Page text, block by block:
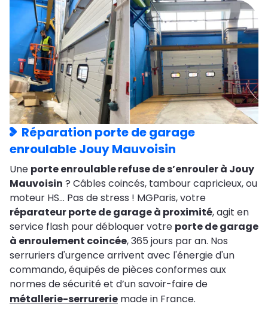
Réparation porte de garage
enroulable Jouy Mauvoisin
Une porte enroulable refuse de s’enrouler à Jouy
Mauvoisin ? Câbles coincés, tambour capricieux, ou
moteur HS… Pas de stress ! MGParis, votre
réparateur porte de garage à proximité, agit en
service flash pour débloquer votre porte de garage
à enroulement coincée, 365 jours par an. Nos
serruriers d'urgence arrivent avec l'énergie d'un
commando, équipés de pièces conformes aux
normes de sécurité et d’un savoir-faire de
métallerie-serrurerie made in France.